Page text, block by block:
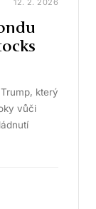
12. 2. 2026
který
vůči